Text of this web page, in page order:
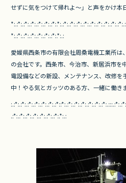
せずに気をつけて帰れよ～」と声をかけ本
*:.:*:.:*:.:*:.:*:.:*:.:*:.*:.:
愛媛県西条市の有限会社周桑電機工業所は、
の会社です。西条市、今治市、新居浜市を
電設備などの新設、メンテナンス、改修
中！やる気とガッツのある方、 一緒に働き
.:*:.:*:.:*:.:*:.:*:.:*:.:*:.*:.: